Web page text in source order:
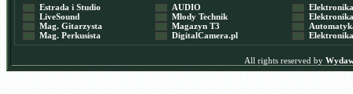
Estrada i Studio
LiveSound
Mag. Gitarzysta
Mag. Perkusista
AUDIO
Młody Technik
Magazyn T3
DigitalCamera.pl
Elektronika
Elektronika
Automatyka
Elektronika
All rights reserved by